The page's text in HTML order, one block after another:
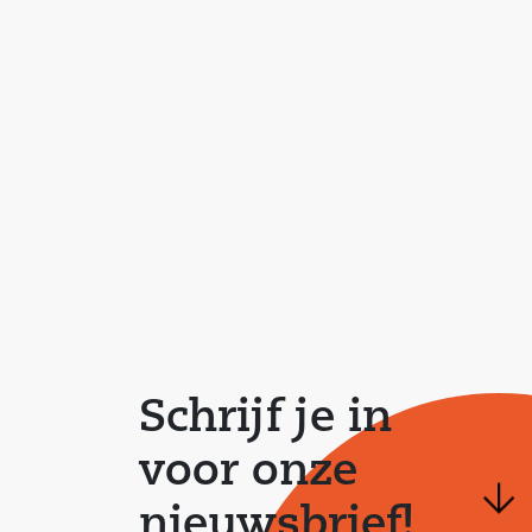
Schrijf je in
voor onze